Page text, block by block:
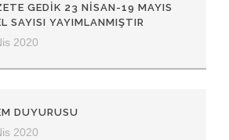
GEDIK 23 NISAN-19 MAYIS
SAYISI YAYIMLANMIŞTIR
2020
DUYURUSU
2020